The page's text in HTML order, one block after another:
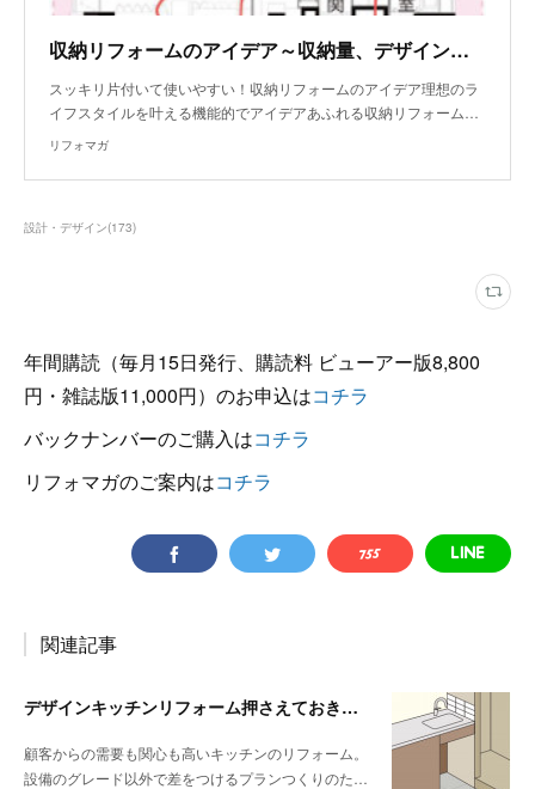
収納リフォームのアイデア～収納量、デザイン性を兼ね備えたシンプルでラグジュアリーな収納
スッキリ片付いて使いやすい！収納リフォームのアイデア理想のラ
イフスタイルを叶える機能的でアイデアあふれる収納リフォーム…
リフォマガ
設計・デザイン(173)
年間購読（毎月15日発行、購読料 ビューアー版8,800
円・雑誌版11,000円）のお申込はコチラ
バックナンバーのご購入はコチラ
リフォマガのご案内はコチラ
関連記事
デザインキッチンリフォーム押さえておきたい3か条 《その3》設備以外の使い勝手・デザイン性
顧客からの需要も関心も高いキッチンのリフォーム。
設備のグレード以外で差をつけるプランつくりのた…